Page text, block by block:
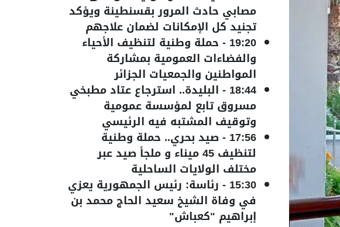
مصابي حادث المرور بقسنطينة ويؤكد
تجنيد كل الإمكانات لضمان علاجهم
19:20
- حملة وطنية لتنظيف الأحياء
والفضاءات العمومية بمشاركة
المواطنين والجمعيات الجزائر
18:44
- البليدة.. استرجاع عتاد مطبخي
مسروق تابع لمؤسسة عمومية
وتوقيف المشتبه فيه الرئيسي
17:56
- صيد بحري.. حملة وطنية
لتنظيف 45 ميناء و ملجأ صيد عبر
مختلف الولايات الساحلية
15:30
- رئاسة: رئيس الجمهورية يعزي
في وفاة الشيخ سعيد الحاج محمد بن
إبراهيم "كعباش"